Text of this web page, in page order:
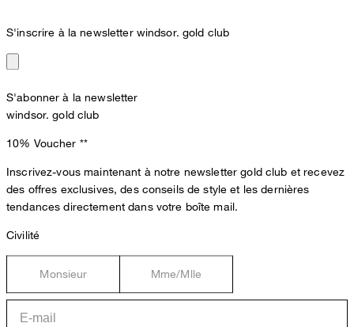
S'inscrire à la newsletter windsor. gold club
S'abonner à la newsletter
windsor. gold club
10% Voucher **
Inscrivez-vous maintenant à notre newsletter gold club et recevez
des offres exclusives, des conseils de style et les dernières
tendances directement dans votre boîte mail.
Civilité
Monsieur Mme/Mlle